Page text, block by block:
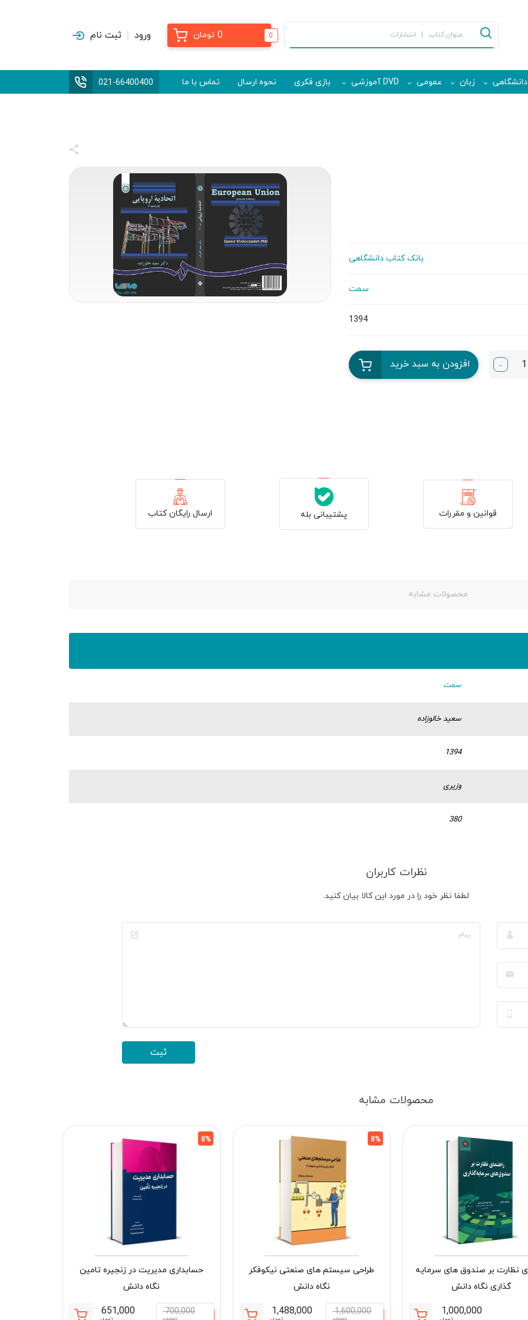
0
0 تومان ورود ثبت نام
دانشگاهی زبان عمومی DVD آموزشی بازی فکری نحوه ارسال تماس با ما 021-66400400
بانک کتاب دانشگاهی
سمت
1394
- افزودن به سبد خرید
قوانین و مقررات پشتیبانی بله ارسال رایگان کتاب
محصولات مشابه
سمت
سعید خالوزاده
1394
وزیری
380
نظرات کاربران
لطفا نظر خود را در مورد این کالا بیان کنید.
محصولات مشابه
نظارت بر صندوق های سرمایه
گذاری نگاه دانش
1,000,000
8%
طراحی سیستم های صنعتی نیکوفکر
نگاه دانش
1,600,000
1,488,000
8%
حسابداری مدیریت در زنجیره تامین
نگاه دانش
700,000
651,000